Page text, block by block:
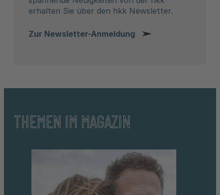
erhalten Sie über den hkk Newsletter.
Zur Newsletter-Anmeldung
THEMEN IM MAGAZIN